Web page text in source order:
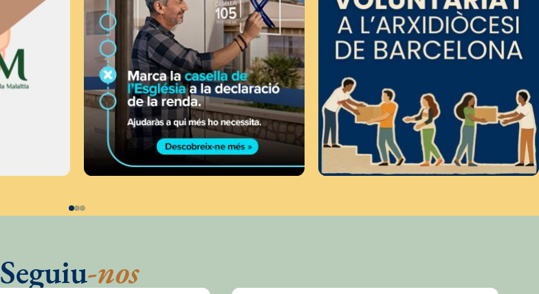
Seguiu-nos